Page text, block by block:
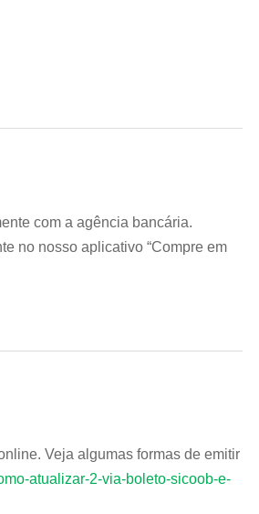
com a agência bancária.
no nosso aplicativo “Compre em
Veja algumas formas de emitir
atualizar-2-via-boleto-sicoob-e-